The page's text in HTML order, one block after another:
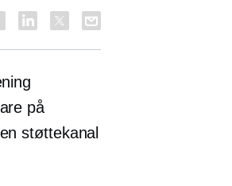
på
støttekanal